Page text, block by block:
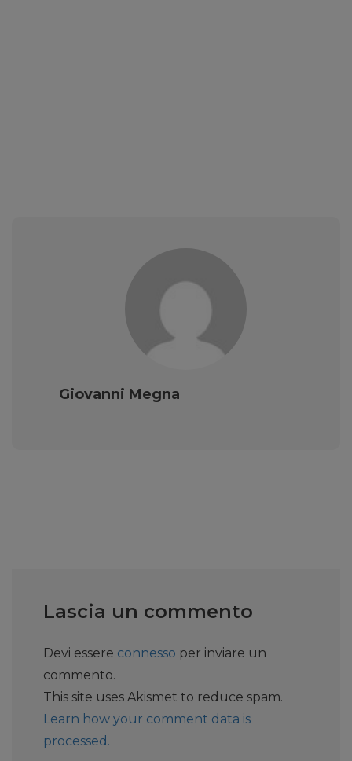
Giovanni Megna
Lascia un commento
Devi essere connesso per inviare un
commento.
This site uses Akismet to reduce spam.
Learn how your comment data is
processed.